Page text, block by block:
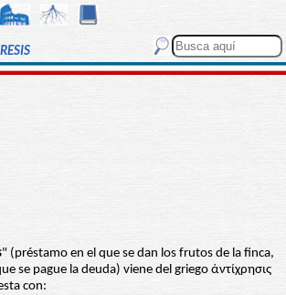
" (préstamo en el que se dan los frutos de la finca,
se pague la deuda) viene del griego ἀντίχρησις
con: